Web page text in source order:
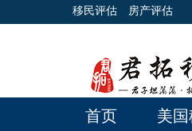
移民评估 房产评估
首页 美